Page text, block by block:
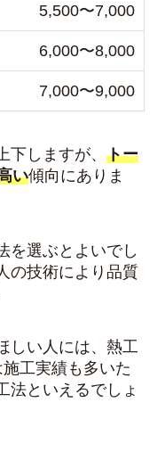
5,500〜7,000
6,000〜8,000
7,000〜9,000
下しますが、トー
い傾向にありま
を選ぶとよいでし
の技術により品質
しい人には、熱工
工実績も多いた
法といえるでしょ